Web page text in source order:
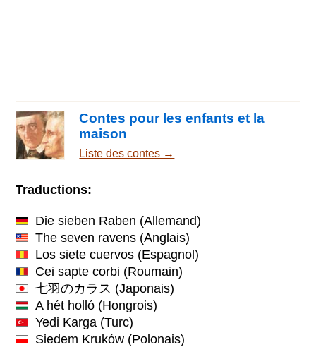
Contes pour les enfants et la
maison
Liste des contes →
Traductions:
Die sieben Raben (Allemand)
The seven ravens (Anglais)
Los siete cuervos (Espagnol)
Cei sapte corbi (Roumain)
七羽のカラス (Japonais)
A hét holló (Hongrois)
Yedi Karga (Turc)
Siedem Kruków (Polonais)